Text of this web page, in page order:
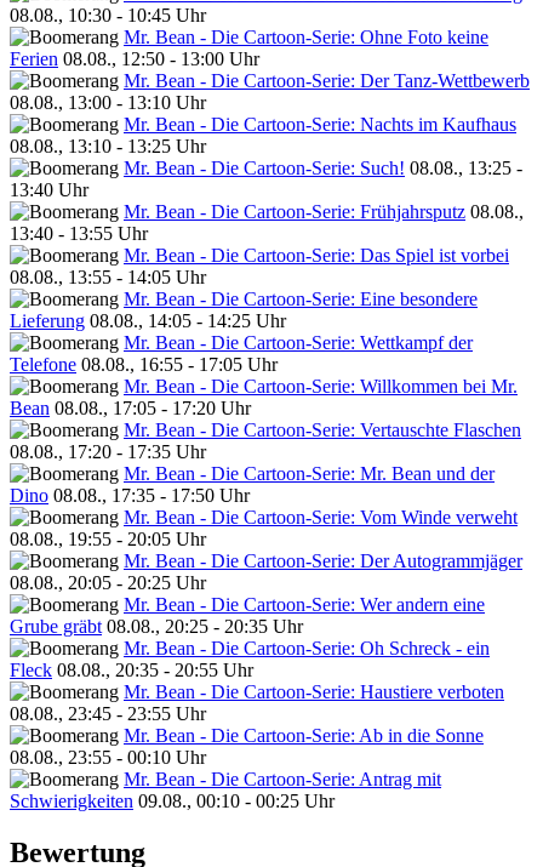
08.08., 10:30 - 10:45 Uhr
Mr. Bean - Die Cartoon-Serie: Ohne Foto keine
Ferien 08.08., 12:50 - 13:00 Uhr
Mr. Bean - Die Cartoon-Serie: Der Tanz-Wettbewerb
08.08., 13:00 - 13:10 Uhr
Mr. Bean - Die Cartoon-Serie: Nachts im Kaufhaus
08.08., 13:10 - 13:25 Uhr
Mr. Bean - Die Cartoon-Serie: Such! 08.08., 13:25 -
13:40 Uhr
Mr. Bean - Die Cartoon-Serie: Frühjahrsputz 08.08.,
13:40 - 13:55 Uhr
Mr. Bean - Die Cartoon-Serie: Das Spiel ist vorbei
08.08., 13:55 - 14:05 Uhr
Mr. Bean - Die Cartoon-Serie: Eine besondere
Lieferung 08.08., 14:05 - 14:25 Uhr
Mr. Bean - Die Cartoon-Serie: Wettkampf der
Telefone 08.08., 16:55 - 17:05 Uhr
Mr. Bean - Die Cartoon-Serie: Willkommen bei Mr.
Bean 08.08., 17:05 - 17:20 Uhr
Mr. Bean - Die Cartoon-Serie: Vertauschte Flaschen
08.08., 17:20 - 17:35 Uhr
Mr. Bean - Die Cartoon-Serie: Mr. Bean und der
Dino 08.08., 17:35 - 17:50 Uhr
Mr. Bean - Die Cartoon-Serie: Vom Winde verweht
08.08., 19:55 - 20:05 Uhr
Mr. Bean - Die Cartoon-Serie: Der Autogrammjäger
08.08., 20:05 - 20:25 Uhr
Mr. Bean - Die Cartoon-Serie: Wer andern eine
Grube gräbt 08.08., 20:25 - 20:35 Uhr
Mr. Bean - Die Cartoon-Serie: Oh Schreck - ein
Fleck 08.08., 20:35 - 20:55 Uhr
Mr. Bean - Die Cartoon-Serie: Haustiere verboten
08.08., 23:45 - 23:55 Uhr
Mr. Bean - Die Cartoon-Serie: Ab in die Sonne
08.08., 23:55 - 00:10 Uhr
Mr. Bean - Die Cartoon-Serie: Antrag mit
Schwierigkeiten 09.08., 00:10 - 00:25 Uhr
Bewertung